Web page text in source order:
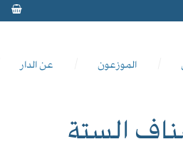
الموزعون عن الدار
الستة